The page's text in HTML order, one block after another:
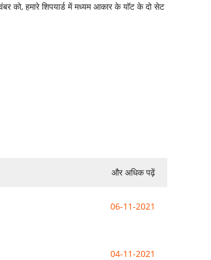
को, हमारे शिपयार्ड में मध्यम आकार के यॉट के दो सेट
और अधिक पढ़ें
06-11-2021
04-11-2021